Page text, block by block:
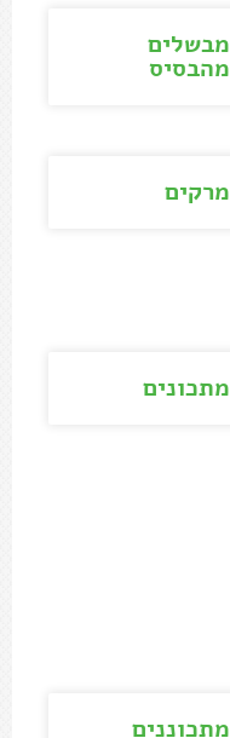
מבשלים
מהבסיס
מרקים
מתכונים
מתכוננים